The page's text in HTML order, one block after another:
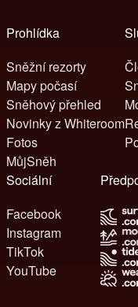
Prohlídka
Sněžní rezorty
Mapy počasí
Sněhový přehled
Novinky z Whiteroom
Fotos
MůjSněh
Sociální
Facebook
Instagram
TikTok
YouTube